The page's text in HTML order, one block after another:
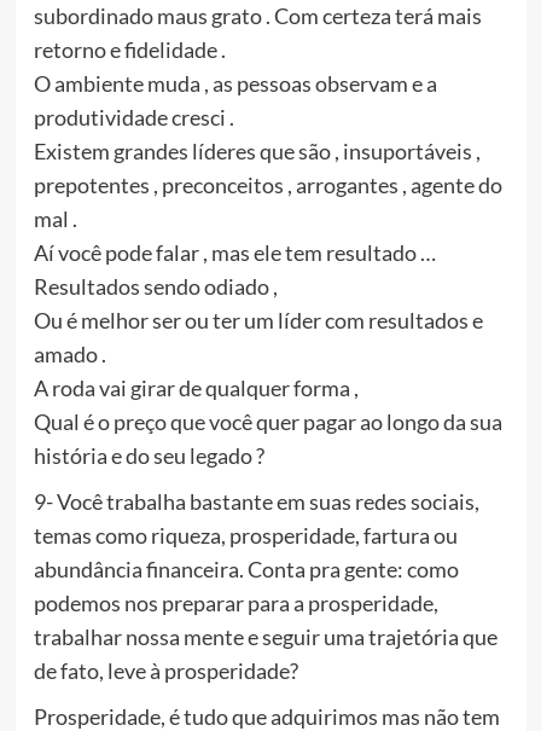
subordinado maus grato . Com certeza terá mais
retorno e fidelidade .
O ambiente muda , as pessoas observam e a
produtividade cresci .
Existem grandes líderes que são , insuportáveis ,
prepotentes , preconceitos , arrogantes , agente do
mal .
Aí você pode falar , mas ele tem resultado …
Resultados sendo odiado ,
Ou é melhor ser ou ter um líder com resultados e
amado .
A roda vai girar de qualquer forma ,
Qual é o preço que você quer pagar ao longo da sua
história e do seu legado ?
9- Você trabalha bastante em suas redes sociais,
temas como riqueza, prosperidade, fartura ou
abundância financeira. Conta pra gente: como
podemos nos preparar para a prosperidade,
trabalhar nossa mente e seguir uma trajetória que
de fato, leve à prosperidade?
Prosperidade, é tudo que adquirimos mas não tem